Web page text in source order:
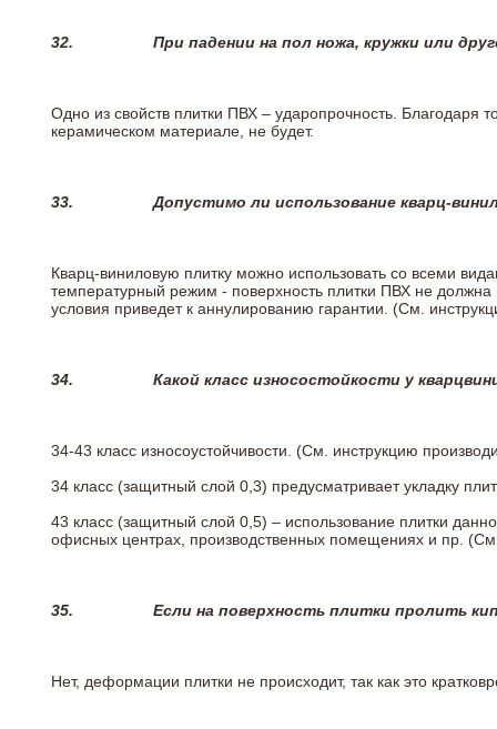
32. При падении на пол ножа, кружки или
Одно из свойств плитки ПВХ – ударопрочность. Благодаря
керамическом материале, не будет.
33.Допустимо ли использование кварц-
Кварц-виниловую плитку можно использовать со всеми
температурный режим - поверхность плитки ПВХ не
условия приведет к аннулированию гарантии. (См.
34. Какой класс износостойкости у
34-43 класс износоустойчивости. (См. инструкцию
34 класс (защитный слой 0,3) предусматривает укладку
43 класс (защитный слой 0,5) – использование плитки
офисных центрах, производственных помещениях и пр.
35. Если на поверхность плитки пролить
Нет, деформации плитки не происходит, так как это